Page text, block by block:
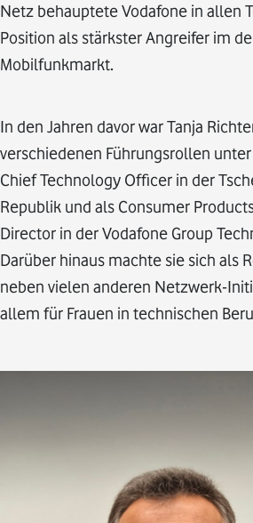
Netz behauptete Vodafone in allen
Position als stärkster Angreifer im
Mobilfunkmarkt.
In den Jahren davor war Tanja
verschiedenen Führungsrollen
Chief Technology Officer in der
Republik und als Consumer
Director in der Vodafone Group
Darüber hinaus machte sie sich als
neben vielen anderen Netzwerk-
allem für Frauen in technischen